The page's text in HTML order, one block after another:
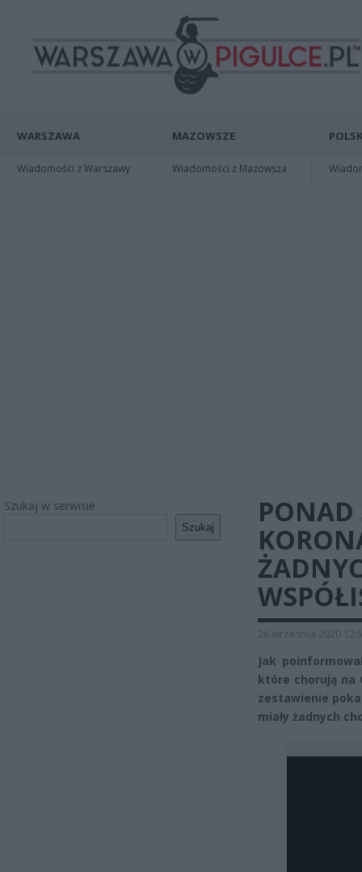
WARSZAWA
Wiadomości z Warszawy
MAZOWSZE
Wiadomości z Mazowsza
Szukaj w serwisie
Szukaj
PONAD
26 września 2020
Jak
które chorują na
zestawienie
miały żadnych